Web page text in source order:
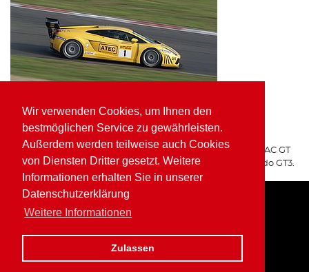
Wir verwenden Cookies, um Ihnen den
bestmöglichen Service zu gewährleisten.
Außerdem werden teilweise auch Cookies
von Diensten Dritter gesetzt. Weitere
Informationen erhalten Sie in unserer
Datenschutzerklärung
Weitere Informationen
Zulassen
ATEC Fluid Systems Lamborghini Gallardo GT3
ARGO Racing
Für ARGO Racing startete Wolfgang Kaufmann in der ADAC GT
Masters auf dem ATEC Fluid Systems Lamborghini Gallardo GT3.
Home Impressum